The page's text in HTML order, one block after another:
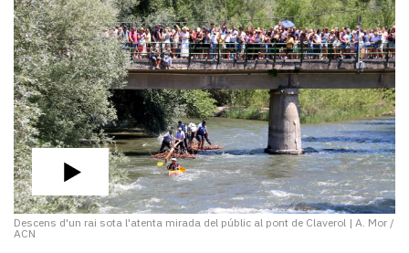
Descens d'un rai sota l'atenta mirada del públic al pont de Claverol | A. Mor /
ACN